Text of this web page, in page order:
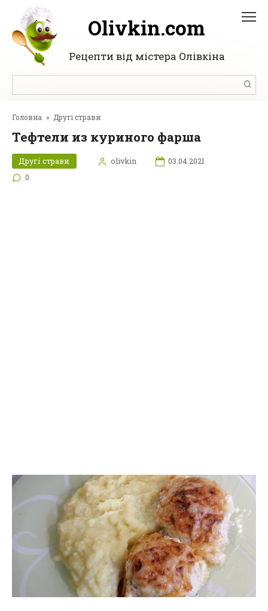
Перейти
вмісту
Olivkin.com
Рецепти від містера Олівкіна
Головна » Другі страви
Тефтели из куриного фарша
Другі страви olivkin
03.04.2021
0